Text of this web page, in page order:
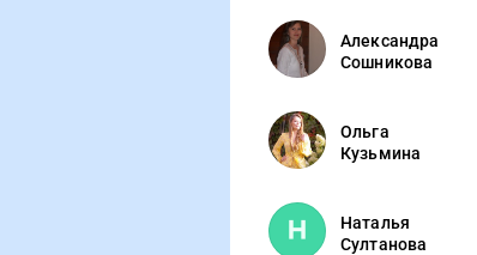
Александра
Сошникова
Ольга
Кузьмина
Наталья
Султанова